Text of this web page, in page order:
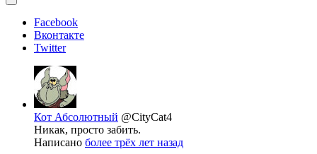
Facebook
Вконтакте
Twitter
Кот Абсолютный @CityCat4
Никак, просто забить.
Написано более трёх лет назад